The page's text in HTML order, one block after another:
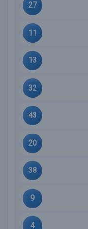
27
11
13
32
43
20
38
9
4